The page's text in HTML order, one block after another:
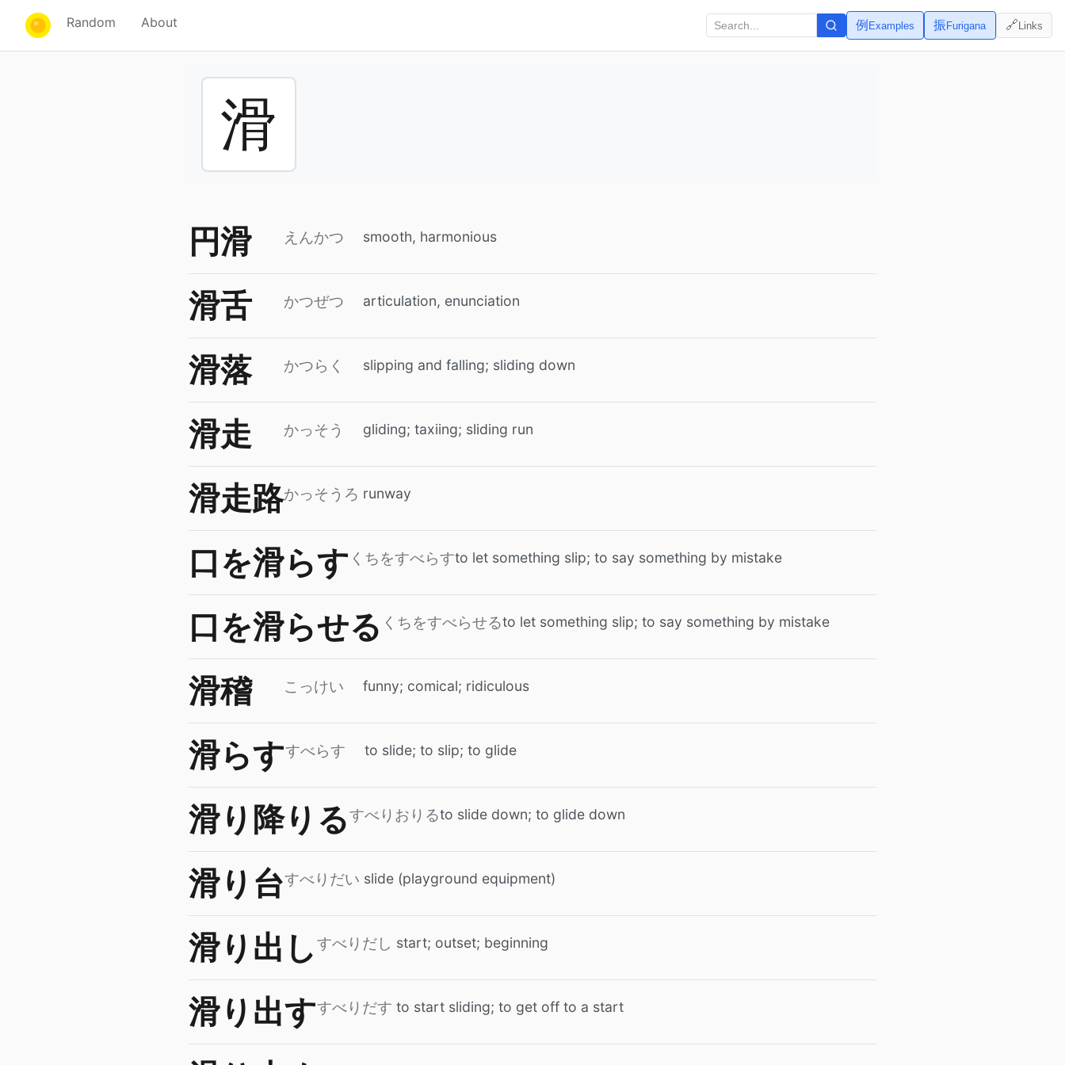
Random About 例 Examples 振Furigana 🔗Links
滑
円滑 えんかつ smooth, harmonious
滑舌 かつぜつ articulation, enunciation
滑落 かつらく slipping and falling; sliding down
滑走 かっそう gliding; taxiing; sliding run
滑走路かっそうろ runway
口を滑らす くちをすべらすto let something slip; to say something by mistake
口を滑らせる くちをすべらせるto let something slip; to say something by mistake
滑稽 こっけい funny; comical; ridiculous
滑らすすべらす to slide; to slip; to glide
滑り降りるすべりおりるto slide down; to glide down
滑り台すべりだい slide (playground equipment)
滑り出し すべりだし start; outset; beginning
滑り出すすべりだす to start sliding; to get off to a start